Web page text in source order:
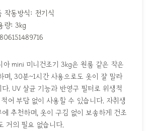
작동방식: 전기식
량: 3kg
mini 미니건조기 3kg은 원룸 같은 작은
며, 30분~1시간 사용으로도 옷이 잘 말라
다. UV 살균 기능과 반영구 필터로 위생적
어 부담 없이 사용할 수 있습니다. 자취생
에 추천하며, 옷이 구김 없이 보송하게 건조
거의 필요 없습니다.